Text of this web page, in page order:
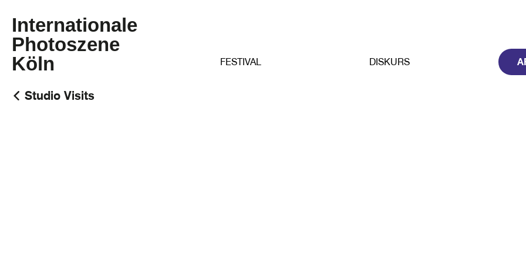
Internationale
Photoszene
Köln
FESTIVAL DISKURS
Studio Visits